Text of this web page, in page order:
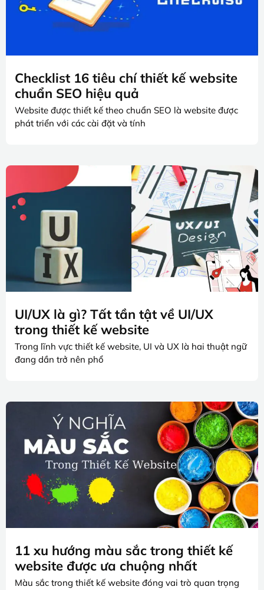
Checklist 16 tiêu chí thiết kế website
chuẩn SEO hiệu quả
Website được thiết kế theo chuẩn SEO là website được
phát triển với các cài đặt và tính
UI/UX là gì? Tất tần tật về UI/UX
trong thiết kế website
Trong lĩnh vực thiết kế website, UI và UX là hai thuật ngữ
đang dần trở nên phổ
11 xu hướng màu sắc trong thiết kế
website được ưa chuộng nhất
Màu sắc trong thiết kế website đóng vai trò quan trọng